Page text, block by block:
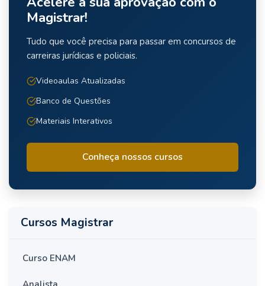
Magistrar!
Tudo que você precisa para passar em concursos de
carreiras jurídicas e policiais.
Videoaulas Atualizadas
Banco de Questões
Materiais Interativos
Conheça nossos cursos
Cursos Magistrar
Curso ENAM